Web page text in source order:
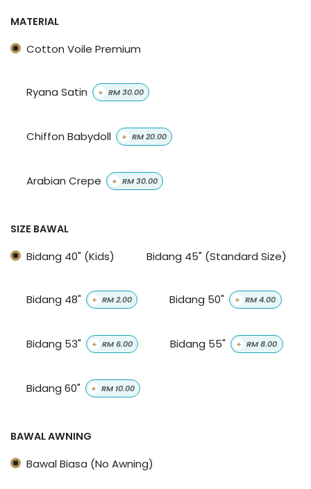
MATERIAL
Cotton Voile Premium
Ryana Satin + RM30.00
Chiffon Babydoll + RM20.00
Arabian Crepe + RM30.00
SIZE BAWAL
Bidang 40" (Kids) Bidang 45" (Standard Size)
Bidang 48" + RM2.00 Bidang 50" + RM4.00
Bidang 53" + RM6.00 Bidang 55" + RM8.00
Bidang 60" + RM 10.00
BAWAL AWNING
Bawal Biasa (No Awning)